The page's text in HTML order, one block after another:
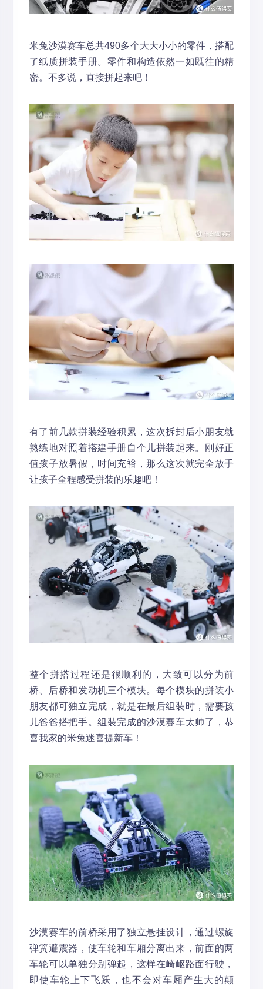
米兔沙漠赛车总共490多个大大小小的零件，搭配
了纸质拼装手册。零件和构造依然一如既往的精
密。不多说，直接拼起来吧！
有了前几款拼装经验积累，这次拆封后小朋友就
熟练地对照着搭建手册自个儿拼装起来。刚好正
值孩子放暑假，时间充裕，那么这次就完全放手
让孩子全程感受拼装的乐趣吧！
整个拼搭过程还是很顺利的，大致可以分为前
桥、后桥和发动机三个模块。每个模块的拼装小
朋友都可独立完成，就是在最后组装时，需要孩
儿爸爸搭把手。组装完成的沙漠赛车太帅了，恭
喜我家的米兔迷喜提新车！
沙漠赛车的前桥采用了独立悬挂设计，通过螺旋
弹簧避震器，使车轮和车厢分离出来，前面的两
车轮可以单独分别弹起，这样在崎岖路面行驶，
即使车轮上下飞跃，也不会对车厢产生大的颠